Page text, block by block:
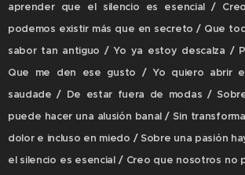
aprender que el silencio es esencial /
podemos existir más que en secreto / Que
sabor tan antiguo / Yo ya estoy descalza /
Que me den ese gusto / Yo quiero abrir
saudade / De estar fuera de modas /
puede hacer una alusión banal / Sin
dolor e incluso en miedo / Sobre una pasión
el silencio es esencial / Creo que nosotros no